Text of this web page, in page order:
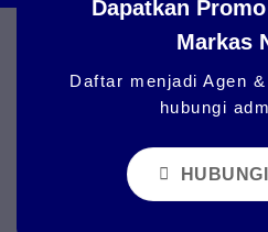
Dapatkan
Markas
Daftar menjadi Agen
hubungi